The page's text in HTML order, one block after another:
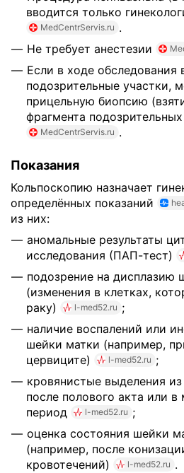
вводится только
MedCentrServis.ru .
Не требует анестезии
Если в ходе обследования
подозрительные участки,
прицельную биопсию
фрагмента
MedCentrServis.ru .
Показания
Кольпоскопию назначает
определённых показаний
из них:
аномальные результаты
исследования (ПАП-тест)
подозрение на дисплазию
(изменения в клетках,
раку)
l-med52.ru ;
наличие воспалений или
шейки матки (например,
цервиците)
l-med52.ru ;
кровянистые выделения
после полового акта или
период
l-med52.ru ;
оценка состояния шейки
(например, после
кровотечений)
l-med52.ru .